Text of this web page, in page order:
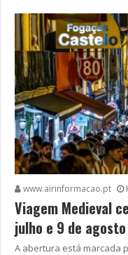
www.airinformacao.pt
Viagem Medieval
julho e 9 de agosto
A abertura está marcada